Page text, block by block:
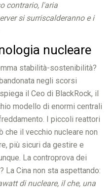
contrario, l'aria
si surriscalderanno e i
nucleare
stabilità-sostenibilità?
negli scorsi
il Ceo di BlackRock, il
modello di enormi centrali
I piccoli reattori
che il vecchio nucleare non
più sicuri da gestire e
La controprova dei
La Cina non sta aspettando:
di nucleare, il che, una